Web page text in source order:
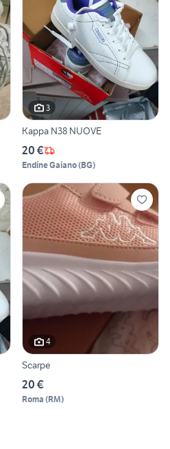
3
Kappa N38 NUOVE
20 €
Endine Gaiano(BG)
4
Scarpe
20 €
Roma (RM)